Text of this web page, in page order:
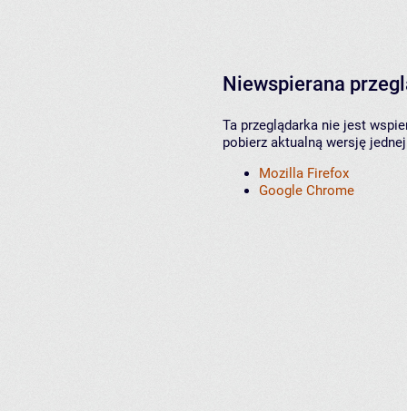
Niewspierana
Ta przeglądarka nie jest
pobierz aktualną wersję
Mozilla Firefox
Google Chrome